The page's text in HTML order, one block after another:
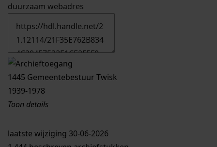
duurzaam webadres
1445 Gemeentebestuur Twisk
1939-1978
Toon details
Datering:
laatste wijziging 30-06-2026